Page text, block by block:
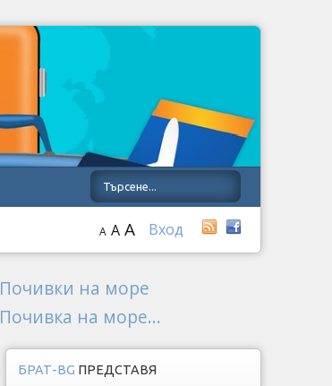
Вход
A A A
Почивки на море
Почивка на море...
БРАТ-BG ПРЕДСТАВЯ